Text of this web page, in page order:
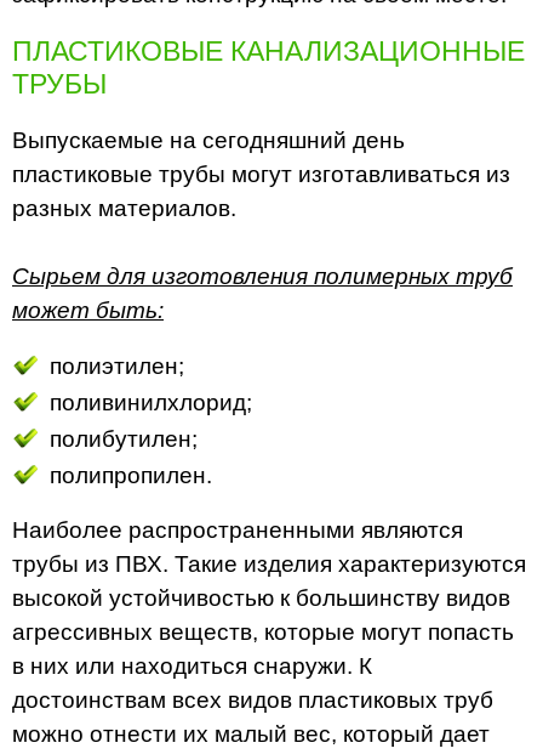
ПЛАСТИКОВЫЕ КАНАЛИЗАЦИОННЫЕ
ТРУБЫ
Выпускаемые на сегодняшний день
пластиковые трубы могут изготавливаться из
разных материалов.
Сырьем для изготовления полимерных труб
может быть:
полиэтилен;
поливинилхлорид;
полибутилен;
полипропилен.
Наиболее распространенными являются
трубы из ПВХ. Такие изделия характеризуются
высокой устойчивостью к большинству видов
агрессивных веществ, которые могут попасть
в них или находиться снаружи. К
достоинствам всех видов пластиковых труб
можно отнести их малый вес, который дает